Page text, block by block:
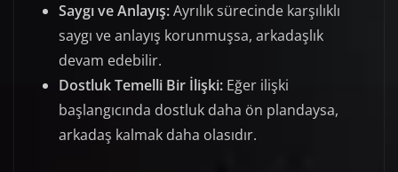
Saygı ve Anlayış:Ayrılık sürecinde karşılıklı
saygı ve anlayış korunmuşsa, arkadaşlık
devam edebilir.
Dostluk Temelli Bir İlişki: Eğer ilişki
başlangıcında dostluk daha ön plandaysa,
arkadaş kalmak daha olasıdır.